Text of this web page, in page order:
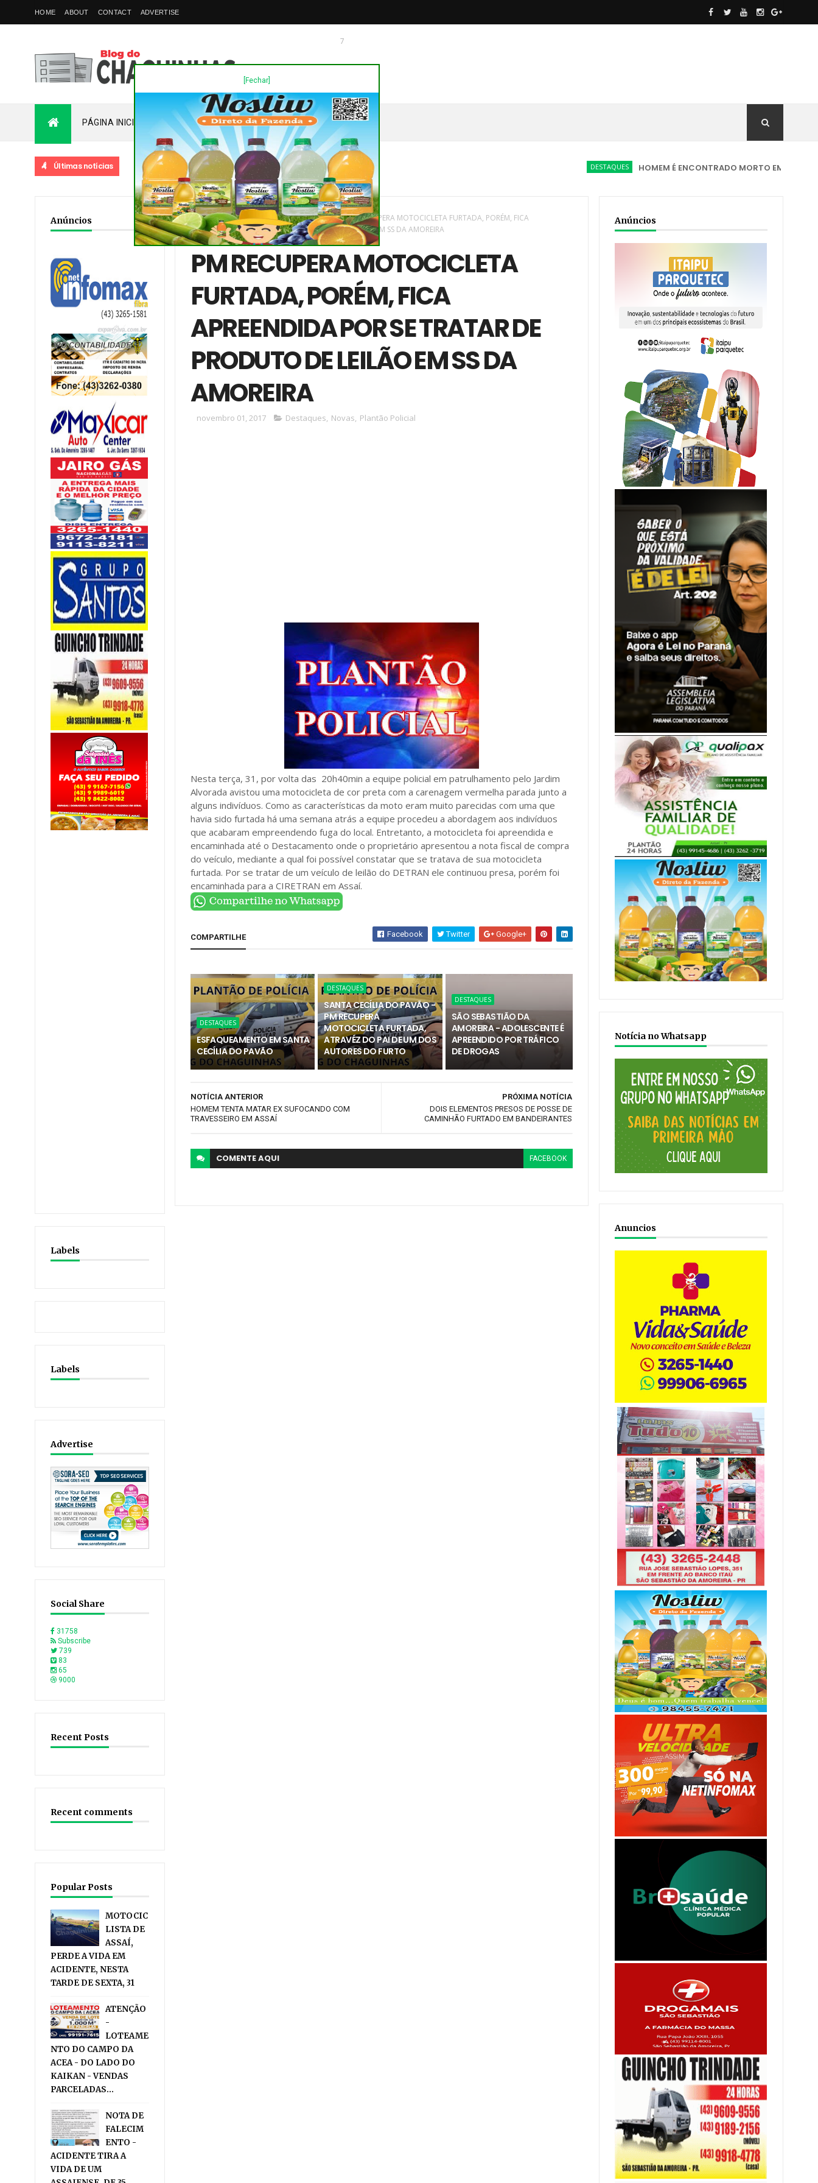
[Fechar]
HOME ABOUT CONTACT ADVERTISE
7
PÁGINA INICIAL PLANTÃO FALE COM O CHAGUINHAS
Últimas notícias DESTAQUES HOMEM É ENCONTRADO MORTO EM VIA PÚBLICA
Anúncios
Labels
Labels
Advertise
Social Share
31758
Subscribe
739
83
65
9000
Recent Posts
Recent comments
Popular Posts
MOTOCIC
LISTA DE
ASSAÍ,
PERDE A VIDA EM
ACIDENTE, NESTA
TARDE DE SEXTA, 31
ATENÇÃO
-
LOTEAME
NTO DO CAMPO DA
ACEA - DO LADO DO
KAIKAN - VENDAS
PARCELADAS...
NOTA DE
FALECIM
ENTO -
ACIDENTE TIRA A
VIDA DE UM
Home/Destaques/Novas/Plantão Policial/PM RECUPERA MOTOCICLETA FURTADA, PORÉM, FICA
APREENDIDA POR SE TRATAR DE PRODUTO DE LEILÃO EM SS DA AMOREIRA
PM RECUPERA MOTOCICLETA
FURTADA, PORÉM, FICA
APREENDIDA POR SE TRATAR DE
PRODUTO DE LEILÃO EM SS DA
AMOREIRA
novembro 01, 2017 Destaques, Novas, Plantão Policial
Nesta terça, 31, por volta das 20h40min a equipe policial em patrulhamento pelo Jardim
Alvorada avistou uma motocicleta de cor preta com a carenagem vermelha parada junto a
alguns indivíduos. Como as características da moto eram muito parecidas com uma que
havia sido furtada há uma semana atrás a equipe procedeu a abordagem aos indivíduos
que acabaram empreendendo fuga do local. Entretanto, a motocicleta foi apreendida e
encaminhada até o Destacamento onde o proprietário apresentou a nota fiscal de compra
do veículo, mediante a qual foi possível constatar que se tratava de sua motocicleta
furtada. Por se tratar de um veículo de leilão do DETRAN ele continuou presa, porém foi
encaminhada para a CIRETRAN em Assaí.
COMPARTILHE Facebook Twitter Google+
DESTAQUES
ESFAQUEAMENTO EM SANTA
CECÍLIA DO PAVÃO
DESTAQUES
SANTA CECÍLIA DO PAVÃO -
PM RECUPERA
MOTOCICLETA FURTADA,
ATRAVÉZ DO PAI DE UM DOS
AUTORES DO FURTO
DESTAQUES
SÃO SEBASTIÃO DA
AMOREIRA - ADOLESCENTE É
APREENDIDO POR TRÁFICO
DE DROGAS
PRÓXIMA NOTÍCIA
DOIS ELEMENTOS PRESOS DE POSSE DE
CAMINHÃO FURTADO EM BANDEIRANTES
NOTÍCIA ANTERIOR
HOMEM TENTA MATAR EX SUFOCANDO COM
TRAVESSEIRO EM ASSAÍ
COMENTEAQUI FACEBOOK
Anúncios
Notícia no Whatsapp
Anuncios